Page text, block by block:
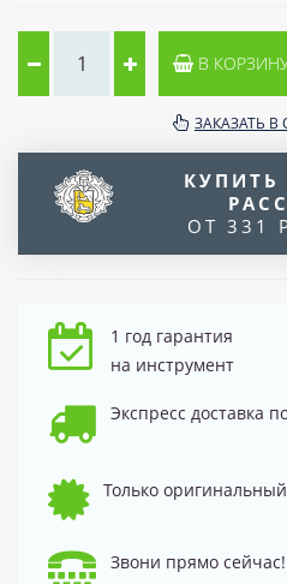
В
ЗАКАЗАТЬ
КУПИТЬ
ОТ 331
1 год гарантия
на инструмент
Экспресс доставка
Только
Звони прямо сейчас!